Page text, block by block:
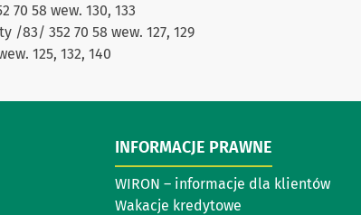
70 58 wew. 130, 133
/83/ 352 70 58 wew. 127, 129
125, 132, 140
INFORMACJE PRAWNE
WIRON – informacje dla klientów
Wakacje kredytowe